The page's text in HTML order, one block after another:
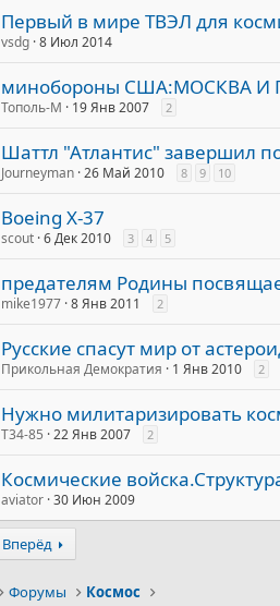
Первый в мире ТВЭЛ для
vsdg 8 Июл 2014
минобороны США:МОСКВА
Тополь-М 19 Янв 2007 2
Шаттл "Атлантис" завершил
Journeyman 26 Май 2010 8 9 10
Boeing X-37
scout 6 Дек 2010 3 4 5
предателям Родины
mike1977 8 Янв 2011 2
Русские спасут мир от
Прикольная Демократия 1 Янв 2010 2
Нужно милитаризировать
T34-85 22 Янв 2007 2
Космические
aviator 30 Июн 2009
Вперёд
Форумы Космос